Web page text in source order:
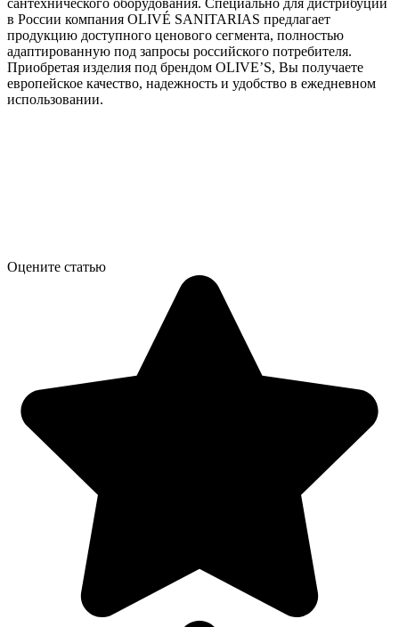
в России компания OLIVÉ SANITARIAS предлагает
продукцию доступного ценового сегмента, полностью
адаптированную под запросы российского потребителя.
Приобретая изделия под брендом OLIVE’S, Вы получаете
европейское качество, надежность и удобство в ежедневном
использовании.
Оцените статью